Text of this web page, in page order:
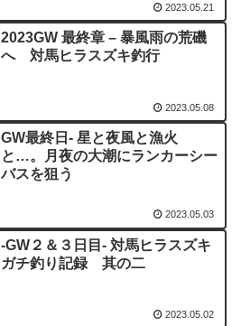
2023.05.21
2023GW 最終章 – 暴風雨の荒磯
へ 対馬ヒラスズキ釣行
2023.05.08
GW最終日- 星と夜風と漁火
と…。月夜の大潮にランカーシー
バスを狙う
2023.05.03
-GW２＆３日目- 対馬ヒラスズキ
ガチ釣り記録 其の二
2023.05.02